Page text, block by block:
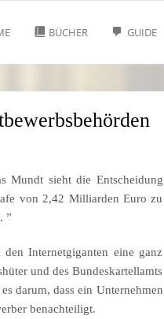
BÜCHER GUIDE
Mundt sieht die Entscheidung
von 2,42 Milliarden Euro zu
”
Internetgiganten eine ganz
und des Bundeskartellamts
darum, dass ein Unternehmen
benachteiligt.